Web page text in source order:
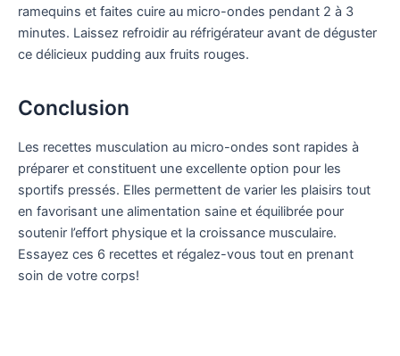
ramequins et faites cuire au micro-ondes pendant 2 à 3
minutes. Laissez refroidir au réfrigérateur avant de déguster
ce délicieux pudding aux fruits rouges.
Conclusion
Les recettes musculation au micro-ondes sont rapides à
préparer et constituent une excellente option pour les
sportifs pressés. Elles permettent de varier les plaisirs tout
en favorisant une alimentation saine et équilibrée pour
soutenir l’effort physique et la croissance musculaire.
Essayez ces 6 recettes et régalez-vous tout en prenant
soin de votre corps!